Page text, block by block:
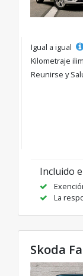
Igual a igual
Kilometraje
Reunirse y
Incluido
La
Skoda